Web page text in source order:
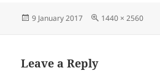
Posted
9 January 2017
Full
1440 × 2560
Leave a Reply